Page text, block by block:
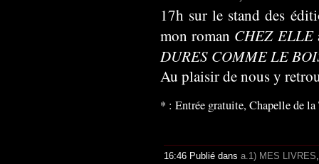
17h sur le stand des
mon roman CHEZ ELLE
DURES COMME LE
Au plaisir de nous y
* : Entrée gratuite, Chapelle de
16:46 Publié dans a.1) MES LIVRES